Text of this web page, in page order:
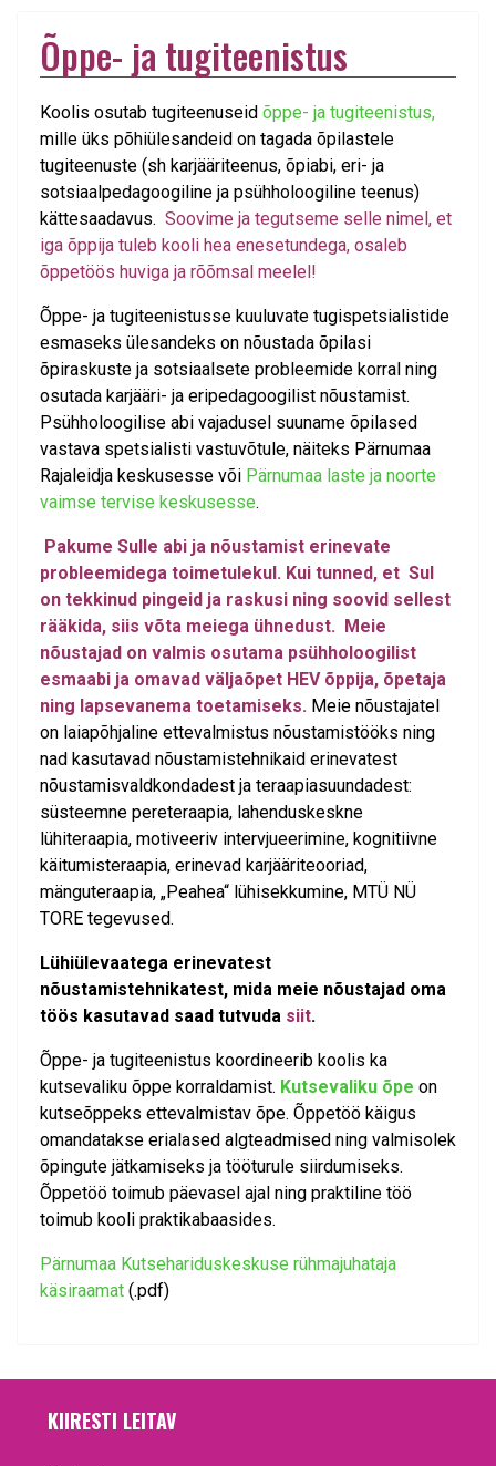
Õppe- ja tugiteenistus
Koolis osutab tugiteenuseid õppe- ja tugiteenistus,
mille üks põhiülesandeid on tagada õpilastele
tugiteenuste (sh karjääriteenus, õpiabi, eri- ja
sotsiaalpedagoogiline ja psühholoogiline teenus)
kättesaadavus. Soovime ja tegutseme selle nimel, et
iga õppija tuleb kooli hea enesetundega, osaleb
õppetöös huviga ja rõõmsal meelel!
Õppe- ja tugiteenistusse kuuluvate tugispetsialistide
esmaseks ülesandeks on nõustada õpilasi
õpiraskuste ja sotsiaalsete probleemide korral ning
osutada karjääri- ja eripedagoogilist nõustamist.
Psühholoogilise abi vajadusel suuname õpilased
vastava spetsialisti vastuvõtule, näiteks Pärnumaa
Rajaleidja keskusesse või Pärnumaa laste ja noorte
vaimse tervise keskusesse.
Pakume Sulle abi ja nõustamist erinevate
probleemidega toimetulekul. Kui tunned, et Sul
on tekkinud pingeid ja raskusi ning soovid sellest
rääkida, siis võta meiega ühnedust. Meie
nõustajad on valmis osutama psühholoogilist
esmaabi ja omavad väljaõpet HEV õppija, õpetaja
ning lapsevanema toetamiseks. Meie nõustajatel
on laiapõhjaline ettevalmistus nõustamistööks ning
nad kasutavad nõustamistehnikaid erinevatest
nõustamisvaldkondadest ja teraapiasuundadest:
süsteemne pereteraapia, lahenduskeskne
lühiteraapia, motiveeriv intervjueerimine, kognitiivne
käitumisteraapia, erinevad karjääriteooriad,
mänguteraapia, „Peahea“ lühisekkumine, MTÜ NÜ
TORE tegevused.
Lühiülevaatega erinevatest
nõustamistehnikatest, mida meie nõustajad oma
töös kasutavad saad tutvuda siit.
Õppe- ja tugiteenistus koordineerib koolis ka
kutsevaliku õppe korraldamist. Kutsevaliku õpe on
kutseõppeks ettevalmistav õpe. Õppetöö käigus
omandatakse erialased algteadmised ning valmisolek
õpingute jätkamiseks ja tööturule siirdumiseks.
Õppetöö toimub päevasel ajal ning praktiline töö
toimub kooli praktikabaasides.
Pärnumaa Kutsehariduskeskuse rühmajuhataja
käsiraamat (.pdf)
KIIRESTI LEITAV